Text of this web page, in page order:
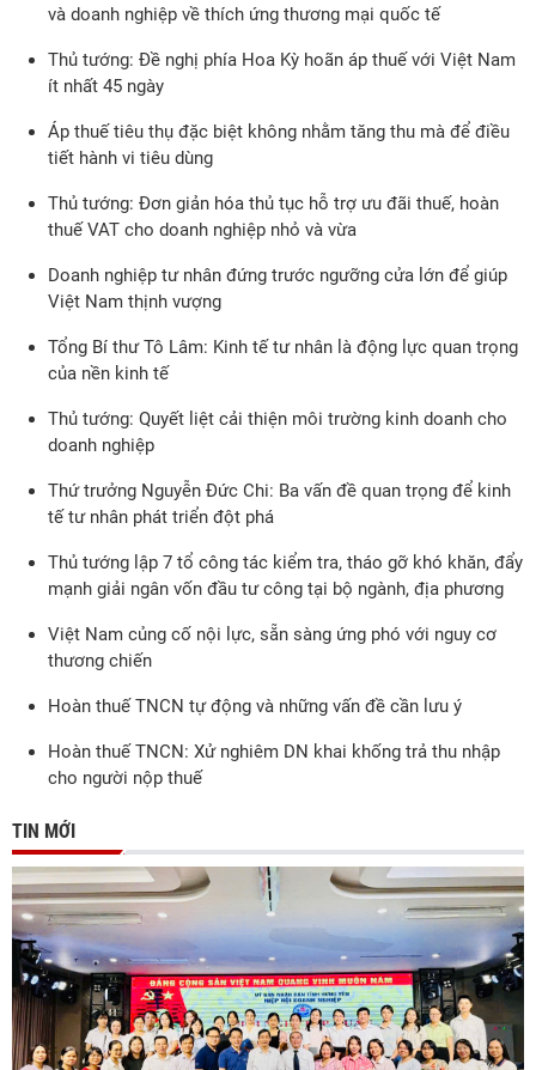
và doanh nghiệp về thích ứng thương mại quốc tế
Thủ tướng: Đề nghị phía Hoa Kỳ hoãn áp thuế với Việt Nam
ít nhất 45 ngày
Áp thuế tiêu thụ đặc biệt không nhằm tăng thu mà để điều
tiết hành vi tiêu dùng
Thủ tướng: Đơn giản hóa thủ tục hỗ trợ ưu đãi thuế, hoàn
thuế VAT cho doanh nghiệp nhỏ và vừa
Doanh nghiệp tư nhân đứng trước ngưỡng cửa lớn để giúp
Việt Nam thịnh vượng
Tổng Bí thư Tô Lâm: Kinh tế tư nhân là động lực quan trọng
của nền kinh tế
Thủ tướng: Quyết liệt cải thiện môi trường kinh doanh cho
doanh nghiệp
Thứ trưởng Nguyễn Đức Chi: Ba vấn đề quan trọng để kinh
tế tư nhân phát triển đột phá
Thủ tướng lập 7 tổ công tác kiểm tra, tháo gỡ khó khăn, đẩy
mạnh giải ngân vốn đầu tư công tại bộ ngành, địa phương
Việt Nam củng cố nội lực, sẵn sàng ứng phó với nguy cơ
thương chiến
Hoàn thuế TNCN tự động và những vấn đề cần lưu ý
Hoàn thuế TNCN: Xử nghiêm DN khai khống trả thu nhập
cho người nộp thuế
TIN MỚI